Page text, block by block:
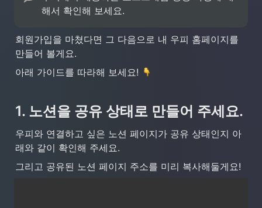
해서 확인해 보세요.
회원가입을 마쳤다면 그 다음으로 내 우피 홈페이지를
만들어 볼게요.
아래 가이드를 따라해 보세요!
1. 노션을 공유 상태로 만들어 주세요.
우피와 연결하고 싶은 노션 페이지가 공유 상태인지 아
래와 같이 확인해 주세요.
그리고 공유된 노션 페이지 주소를 미리 복사해둘게요!